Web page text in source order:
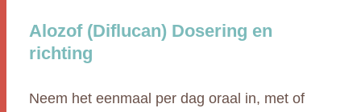
Alozof (Diflucan) Dosering en
richting
Neem het eenmaal per dag oraal in, met of